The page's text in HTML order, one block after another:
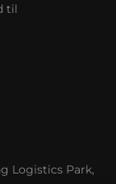
til
Logistics Park,